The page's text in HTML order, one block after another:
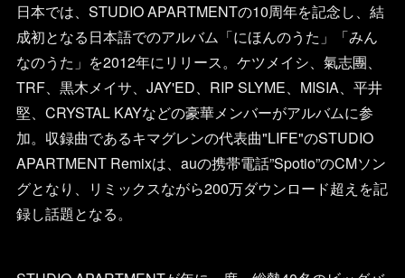
日本では、STUDIO APARTMENTの10周年を記念し、結
成初となる日本語でのアルバム「にほんのうた」「みん
なのうた」を2012年にリリース。ケツメイシ、氣志團、
TRF、黒木メイサ、JAY'ED、RIP SLYME、MISIA、平井
堅、CRYSTAL KAYなどの豪華メンバーがアルバムに参
加。収録曲であるキマグレンの代表曲"LIFE"のSTUDIO
APARTMENT Remixは、auの携帯電話”Spotio”のCMソン
グとなり、リミックスながら200万ダウンロード超えを記
録し話題となる。